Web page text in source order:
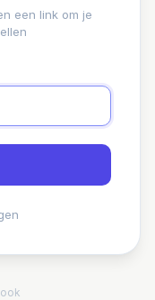
een link om je